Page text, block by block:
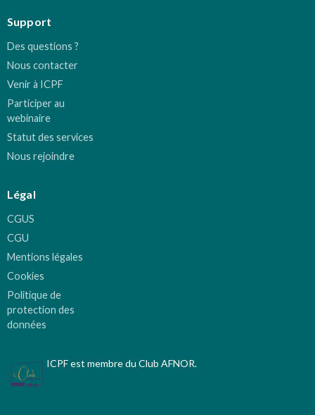
Support
Des questions ?
Nous contacter
Venir à ICPF
Participer au
webinaire
Statut des services
Nous rejoindre
Légal
CGUS
CGU
Mentions légales
Cookies
Politique de
protection des
données
ICPF est membre du Club AFNOR.